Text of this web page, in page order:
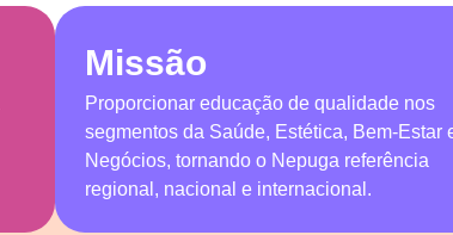
Missão
Proporcionar educação de qualidade nos
segmentos da Saúde, Estética, Bem-Estar
Negócios, tornando o Nepuga referência
regional, nacional e internacional.